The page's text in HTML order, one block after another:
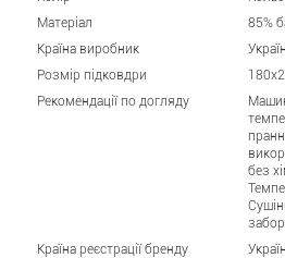
Матеріал
85%
Країна виробник
Розмір підковдри
Рекомендації по догляду
без
Країна реєстрації бренду